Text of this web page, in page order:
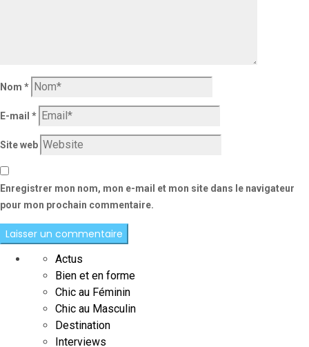
Nom *
E-mail *
Site web
Enregistrer mon nom, mon e-mail et mon site dans le navigateur
pour mon prochain commentaire.
Actus
Bien et en forme
Chic au Féminin
Chic au Masculin
Destination
Interviews